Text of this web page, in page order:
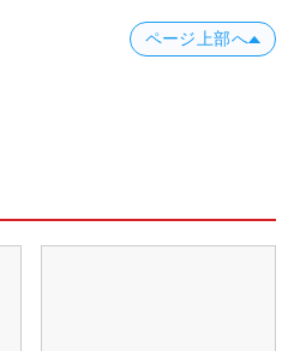
ページ上部へ